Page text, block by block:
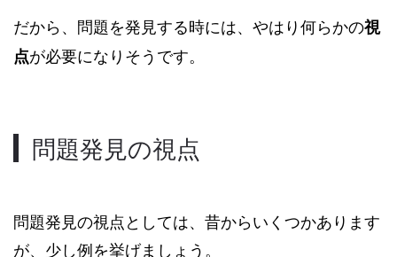
だから、問題を発見する時には、やはり何らかの視
点が必要になりそうです。
問題発見の視点
問題発見の視点としては、昔からいくつかあります
が、少し例を挙げましょう。